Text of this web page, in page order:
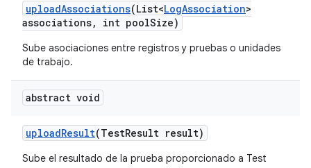
uploadAssociations(List<LogAssociation>
associations, int poolSize)
Sube asociaciones entre registros y pruebas o unidades
de trabajo.
abstract void
uploadResult(TestResult result)
Sube el resultado de la prueba proporcionado a Test